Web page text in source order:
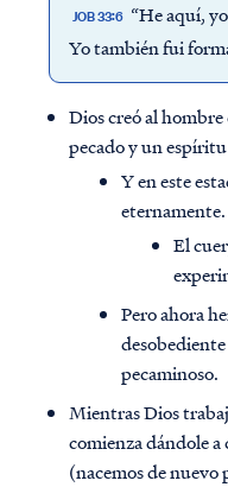
JOB 33:6 “He aquí,
Yo también fui
Dios creó al
pecado y un
Y en este
eternamente.
El
Pero ahora
pecaminoso.
Mientras Dios
comienza dándole
(nacemos de nuevo